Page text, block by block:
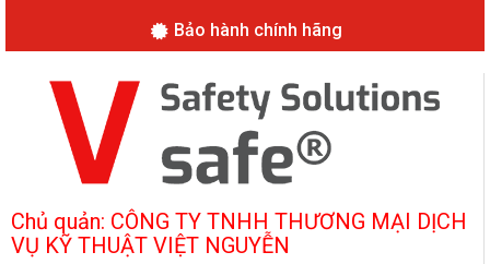
Bảo hành chính hãng
Chủ quản: CÔNG TY TNHH THƯƠNG MẠI DỊCH
VỤ KỸ THUẬT VIỆT NGUYỄN